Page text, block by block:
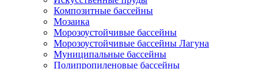
Композитные бассейны
Мозаика
Морозоустойчивые бассейны
Морозоустойчивые бассейны Лагуна
Муниципальные бассейны
Полипропиленовые бассейны